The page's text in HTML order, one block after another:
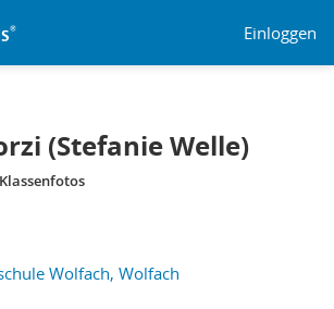
Einloggen
(Stefanie Welle)
Wolfach, Wolfach
Klassenfotos